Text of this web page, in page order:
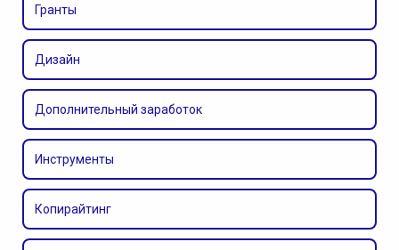
Гранты
Дизайн
Дополнительный заработок
Инструменты
Копирайтинг